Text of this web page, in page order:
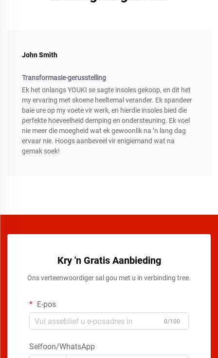
John Smith
Transformasie-gerusstelling
Ek het onlangs YOUKI se sagte insoles gekoop, en dit het
my ervaring met skoene heeltemal verander. Ek spandeer
baie ure op my voete vir werk, en hierdie insoles bied die
perfekte hoeveelheid demping en ondersteuning. Ek voel
nie meer die moegheid wat ek gewoonlik na ’n lang dag
ervaar nie. Hoogs aanbeveel vir enigiemand wat na
gemak soek!
Kry 'n Gratis Aanbieding
Ons verteenwoordiger sal gou met u in verbinding tree.
E-pos
0/100
Selfoon/WhatsApp